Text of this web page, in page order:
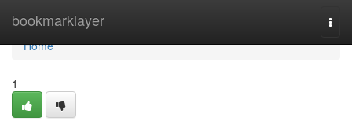
bookmarklayer
Home
Home
1